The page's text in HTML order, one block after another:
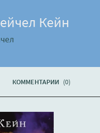
Кейн
КОММЕНТАРИИ (0)